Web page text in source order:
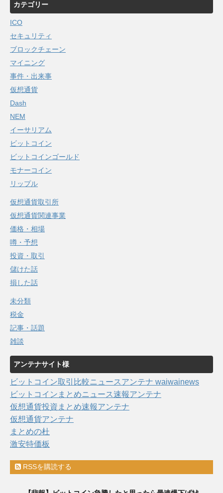
カテゴリー
ICO
セキュリティ
ブロックチェーン
マイニング
事件・出来事
仮想通貨
Dash
NEM
イーサリアム
ビットコイン
ビットコインゴールド
モナーコイン
リップル
仮想通貨取引所
仮想通貨関連事業
価格・相場
噂・予想
投資・取引
儲けた話
損した話
未分類
税金
記事・話題
雑談
アンテナサイト様
ビットコイン取引比較ニュースアンテナ waiwainews
ビットコインまとめニュース速報アンテナ
仮想通貨投資まとめ速報アンテナ
仮想通貨アンテナ
まとめの杜
激安特価板
RSSを購読する